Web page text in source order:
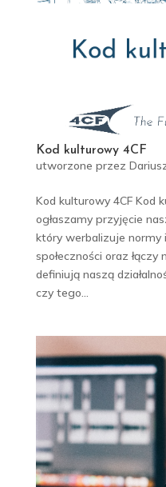
Kod kulturowy 4CF
utworzone przez
Kod kulturowy 4CF Kod
ogłaszamy przyjęcie
który werbalizuje
społeczności oraz
definiują naszą
czy tego...